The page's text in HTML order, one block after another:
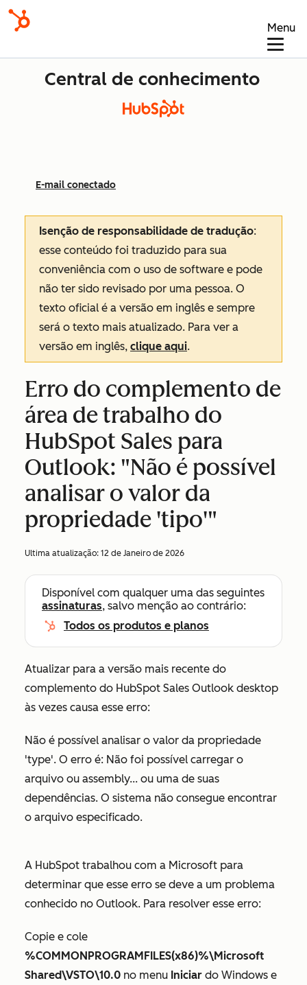
Menu
Central de conhecimento
E-mail conectado
Isenção de responsabilidade de tradução:
esse conteúdo foi traduzido para sua
conveniência com o uso de software e pode
não ter sido revisado por uma pessoa. O
texto oficial é a versão em inglês e sempre
será o texto mais atualizado. Para ver a
versão em inglês, clique aqui.
Erro do complemento de
área de trabalho do
HubSpot Sales para
Outlook: "Não é possível
analisar o valor da
propriedade 'tipo'"
Ultima atualização: 12 de Janeiro de 2026
Disponível com qualquer uma das seguintes
assinaturas, salvo menção ao contrário:
Todos os produtos e planos
Atualizar para a versão mais recente do
complemento do HubSpot Sales Outlook desktop
às vezes causa esse erro:
Não é possível analisar o valor da propriedade
'type'. O erro é: Não foi possível carregar o
arquivo ou assembly... ou uma de suas
dependências. O sistema não consegue encontrar
o arquivo especificado.
A HubSpot trabalhou com a Microsoft para
determinar que esse erro se deve a um problema
conhecido no Outlook. Para resolver esse erro:
Copie e cole
%COMMONPROGRAMFILES(x86)%\Microsoft
Shared\VSTO\10.0 no menu Iniciar do Windows e